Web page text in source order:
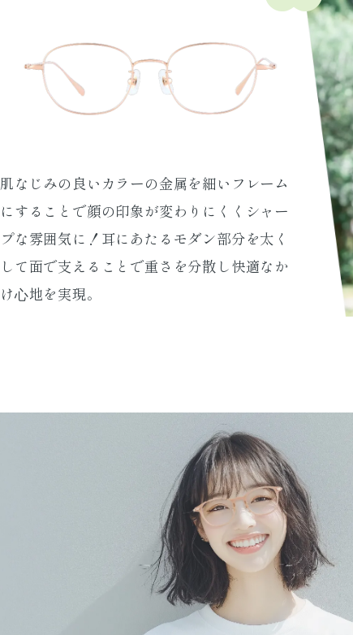
肌なじみの良いカラーの金属を細いフレーム
にすることで顔の印象が変わりにくくシャー
プな雰囲気に！耳にあたるモダン部分を太く
して面で支えることで重さを分散し快適なか
け⼼地を実現。